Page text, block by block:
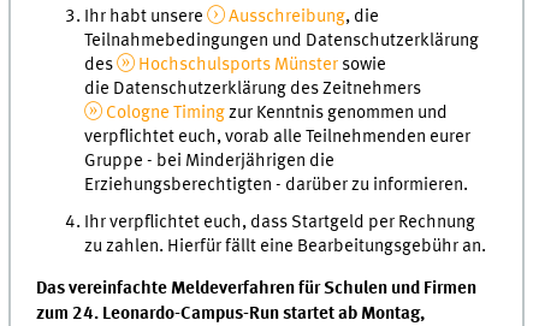
Ihr habt unsere
Ausschreibung, die
Teilnahmebedingungen und Datenschutzerklärung
des
Hochschulsports Münster sowie
die Datenschutzerklärung des Zeitnehmers
Cologne Timingzur Kenntnis genommen und
verpflichtet euch, vorab alle Teilnehmenden eurer
Gruppe - bei Minderjährigen die
Erziehungsberechtigten - darüber zu informieren.
Ihr verpflichtet euch, dass Startgeld per Rechnung
zu zahlen. Hierfür fällt eine Bearbeitungsgebühr an.
Das vereinfachte Meldeverfahren für Schulen und Firmen
zum 24. Leonardo-Campus-Run startet ab Montag,